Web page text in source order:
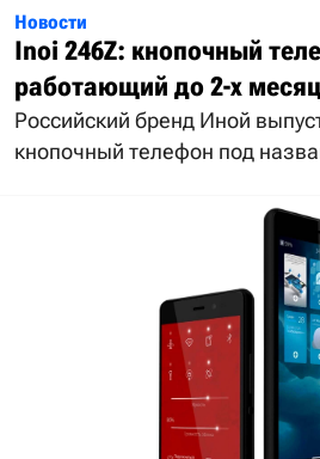
Новости
Inoi 246Z: кнопочный
работающий до 2-х
Российский бренд Иной
кнопочный телефон под